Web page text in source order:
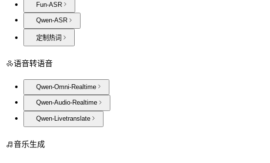
Fun-ASR
Qwen-ASR
定制热词
语音转语音
Qwen-Omni-Realtime
Qwen-Audio-Realtime
Qwen-Livetranslate
音乐生成